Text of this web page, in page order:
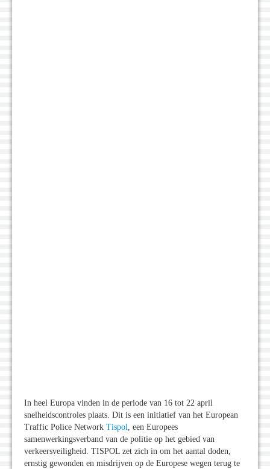
In heel Europa vinden in de periode van 16 tot 22 april
snelheidscontroles plaats. Dit is een initiatief van het European
Traffic Police Network Tispol, een Europees
samenwerkingsverband van de politie op het gebied van
verkeersveiligheid. TISPOL zet zich in om het aantal doden,
ernstig gewonden en misdrijven op de Europese wegen terug te